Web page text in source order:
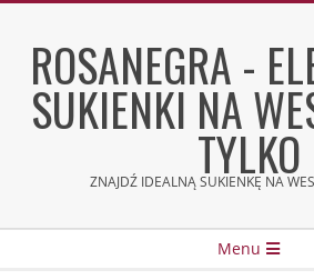
contentROSANEGRA -
SUKIENKI NA
TYLKO
ZNAJDŹ IDEALNĄ SUKIENKĘ NA
Menu